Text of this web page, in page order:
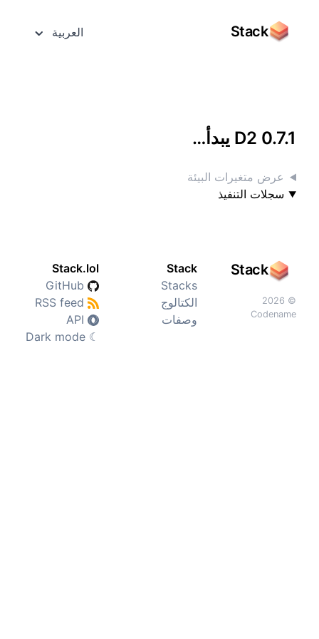
Stack العربية
D2 0.7.1 يبدأ…
عرض متغيرات البيئة
سجلات التنفيذ
Stack
© 2026
Codename
Stack
Stacks
الكتالوج
وصفات
Stack.lol
☾
Dark mode